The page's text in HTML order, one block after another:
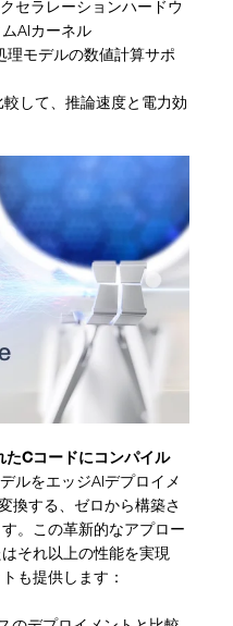
ラレーションハードウ
AIカーネル
モデルの数値計算サポ
て、推論速度と電力効
たCコードにコンパイル
ルをエッジAIデプロイメ
換する、ゼロから構築さ
。この革新的なアプロー
それ以上の性能を実現
も提供します：